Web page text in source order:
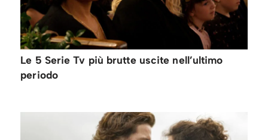
Le 5 Serie Tv più brutte uscite nell’ultimo
periodo